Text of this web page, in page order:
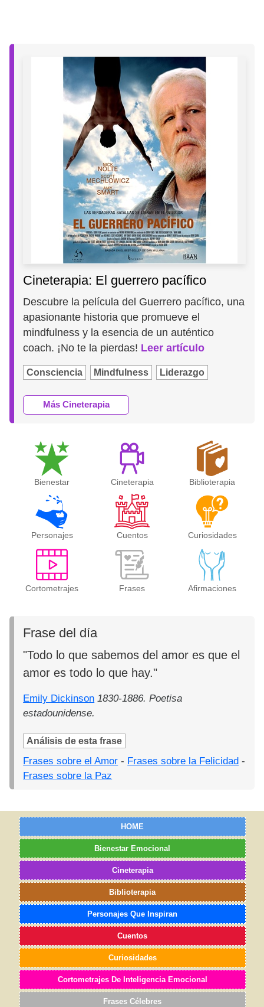
Cineterapia: El guerrero pacífico
Descubre la película del Guerrero pacífico, una
apasionante historia que promueve el
mindfulness y la esencia de un auténtico
coach. ¡No te la pierdas! Leer artículo
Consciencia Mindfulness Liderazgo
Más Cineterapia
Bienestar Cineterapia Biblioterapia
Personajes Cuentos Curiosidades
Cortometrajes Frases Afirmaciones
Frase del día
"Todo lo que sabemos del amor es que el
amor es todo lo que hay."
Emily Dickinson 1830-1886. Poetisa
estadounidense.
Análisis de esta frase
Frases sobre el Amor - Frases sobre la Felicidad -
Frases sobre la Paz
HOME
Bienestar Emocional
Cineterapia
Biblioterapia
Personajes Que Inspiran
Cuentos
Curiosidades
Cortometrajes De Inteligencia Emocional
Frases Célebres